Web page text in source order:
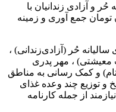
و آزادی زندانیان با
خییر مبلغ 170 میلیون تومان جمع آوری و زمینه
حُر (آزادی‌زندانی) ،
معیشتی) ، مهر پدری
و کمک رسانی به مناطق
و توزیع چند وعده غذای
از جمله کارنامه